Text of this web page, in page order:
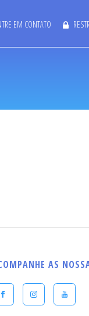
EM CONTATO
AS